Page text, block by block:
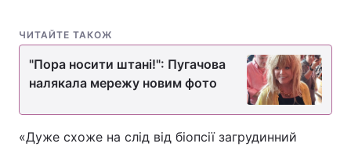
ЧИТАЙТЕ ТАКОЖ
"Пора носити штані!": Пугачова
налякала мережу новим фото
«Дуже схоже на слід від біопсії загрудинний